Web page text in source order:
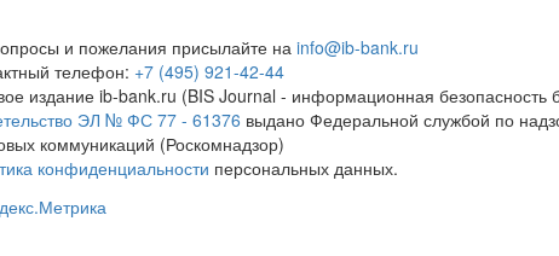
и пожелания присылайте на info@ib-bank.ru
телефон: +7 (495) 921-42-44
издание ib-bank.ru (BIS Journal - информационная безопасность
ЭЛ № ФС 77 - 61376 выдано Федеральной службой по
коммуникаций (Роскомнадзор)
конфиденциальности персональных данных.